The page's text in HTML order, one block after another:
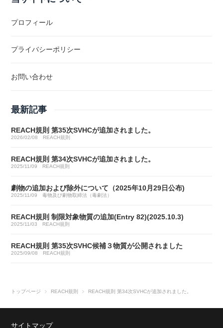
プロフィール
プライバシーポリシー
お問い合わせ
最新記事
REACH規則 第35次SVHCが追加されました。
2026/02/08 REACH規則
REACH規則 第34次SVHCが追加されました。
2025/11/09 REACH規則
劇物の追加および除外について（2025年10月29日公布)
2025/11/09 毒物及び劇物取締法（毒劇法）
REACH規則 制限対象物質の追加(Entry 82)(2025.10.3)
2025/11/03 REACH規則
REACH規則 第35次SVHC候補３物質が公開されました
2025/09/08 REACH規則
トップページ REACH規則 REACH規則 第34次SVHCが追加されました。
サイトマップ